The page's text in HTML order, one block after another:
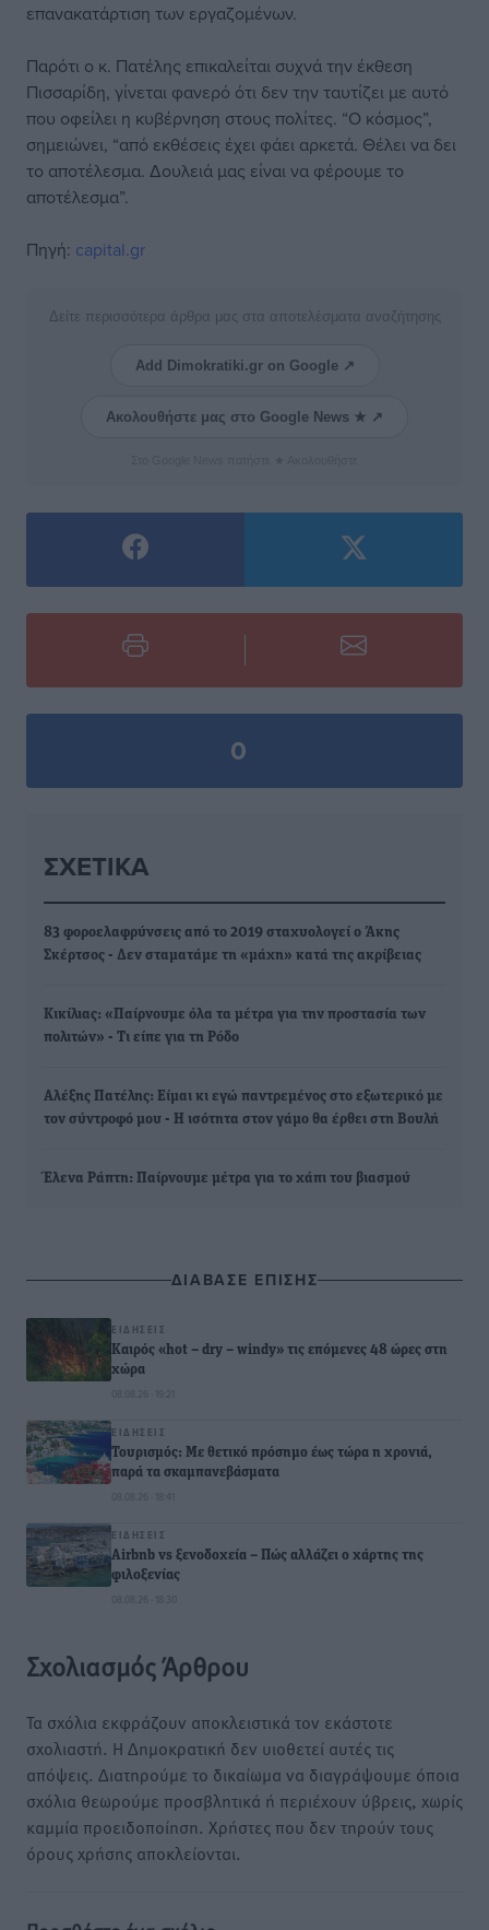
επανακατάρτιση των εργαζομένων.
Παρότι ο κ. Πατέλης επικαλείται συχνά την έκθεση
Πισσαρίδη, γίνεται φανερό ότι δεν την ταυτίζει με αυτό
που οφείλει η κυβέρνηση στους πολίτες. “Ο κόσμος”,
σημειώνει, “από εκθέσεις έχει φάει αρκετά. Θέλει να δει
το αποτέλεσμα. Δουλειά μας είναι να φέρουμε το
αποτέλεσμα”.
Πηγή: capital.gr
Δείτε περισσότερα άρθρα μας στα αποτελέσματα αναζήτησης
Add Dimokratiki.gr on Google ↗
Ακολουθήστε μας στο Google News ★ ↗
0
ΣΧΕΤΙΚΆ
83 φοροελαφρύνσεις από το 2019 σταχυολογεί ο Άκης
Σκέρτσος - Δεν σταματάμε τη «μάχη» κατά της ακρίβειας
Κικίλιας: «Παίρνουμε όλα τα μέτρα για την προστασία των
πολιτών» - Τι είπε για τη Ρόδο
Αλέξης Πατέλης: Είμαι κι εγώ παντρεμένος στο εξωτερικό με
τον σύντροφό μου - Η ισότητα στον γάμο θα έρθει στη Βουλή
Έλενα Ράπτη: Παίρνουµε µέτρα για το χάπι του βιασµού
ΔΙΑΒΑΣΕ ΕΠΙΣΗΣ
ΕΙΔΉΣΕΙΣ
Καιρός «hot – dry – windy» τις επόμενες 48 ώρες στη
χώρα
08.08.26 · 19:21
ΕΙΔΉΣΕΙΣ
Τουρισμός: Με θετικό πρόσημο έως τώρα η χρονιά,
παρά τα σκαμπανεβάσματα
08.08.26 · 18:41
ΕΙΔΉΣΕΙΣ
Airbnb vs ξενοδοχεία – Πώς αλλάζει ο χάρτης της
φιλοξενίας
08.08.26 · 18:30
Σχολιασμός Άρθρου
Τα σχόλια εκφράζουν αποκλειστικά τον εκάστοτε
σχολιαστή. Η Δημοκρατική δεν υιοθετεί αυτές τις
απόψεις. Διατηρούμε το δικαίωμα να διαγράψουμε όποια
σχόλια θεωρούμε προσβλητικά ή περιέχουν ύβρεις, χωρίς
καμμία προειδοποίηση. Χρήστες που δεν τηρούν τους
όρους χρήσης αποκλείονται.